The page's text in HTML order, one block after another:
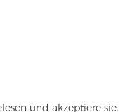
und akzeptiere sie.